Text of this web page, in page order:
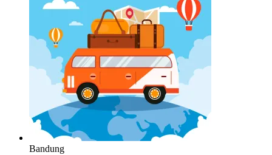
Bandung